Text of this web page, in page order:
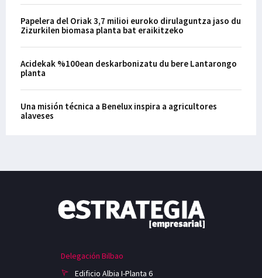
Papelera del Oriak 3,7 milioi euroko dirulaguntza jaso du
Zizurkilen biomasa planta bat eraikitzeko
Acidekak %100ean deskarbonizatu du bere Lantarongo
planta
Una misión técnica a Benelux inspira a agricultores
alaveses
Delegación Bilbao
Edificio Albia I-Planta 6